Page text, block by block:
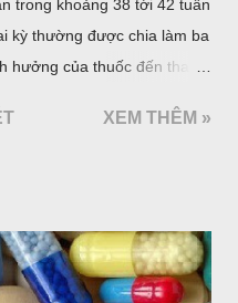
trong khoảng 38 tới 42 tuần
kỳ thường được chia làm ba
hưởng của thuốc đến thai
XEM THÊM »